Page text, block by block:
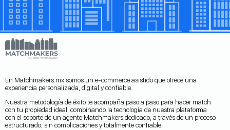
En Matchmakers.mx somos un e-commerce asistido que ofrece una
experiencia personalizada, digital y confiable.
Nuestra metodología de éxito te acompaña paso a paso para hacer match
con tu propiedad ideal, combinando la tecnología de nuestra plataforma
con el soporte de un agente Matchmakers dedicado, a través de un proceso
estructurado, sin complicaciones y totalmente confiable.